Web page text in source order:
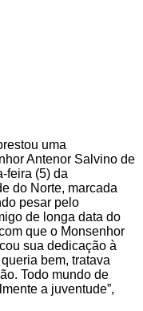
uma
Antenor Salvino de
feira (5) da
do Norte, marcada
pesar pelo
de longa data do
que o Monsenhor
sua dedicação à
bem, tratava
Todo mundo de
a juventude”,